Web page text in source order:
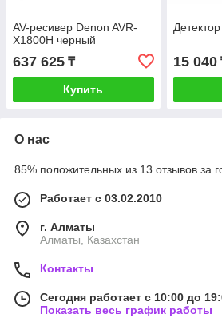
AV-ресивер Denon AVR-
X1800H черный
637 625 ₸
Купить
15 040
О нас
85% положительных из 13 отзывов за
Работает с 03.02.2010
г. Алматы
Алматы, Казахстан
Контакты
Сегодня работает с 10:00 до
Показать весь график работы